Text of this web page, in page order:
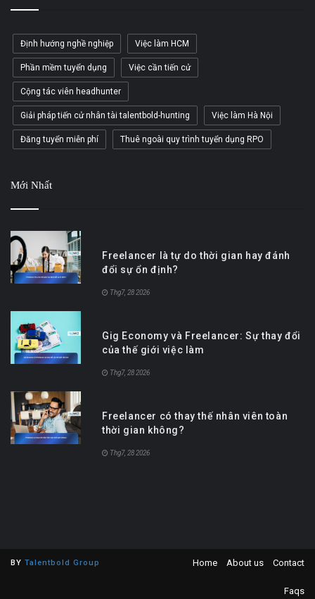
Định hướng nghề nghiệp Việc làm HCM
Phần mềm tuyển dụng Việc cần tiến cử
Cộng tác viên headhunter
Giải pháp tiến cử nhân tài talentbold-hunting Việc làm Hà Nội
Đăng tuyển miễn phí Thuê ngoài quy trình tuyển dụng RPO
Mới Nhất
Freelancer là tự do thời gian hay đánh
đổi sự ổn định?
Thg7, 28 2026
Gig Economy và Freelancer: Sự thay đổi
của thế giới việc làm
Thg7, 28 2026
Freelancer có thay thế nhân viên toàn
thời gian không?
Thg7, 28 2026
BY Talentbold Group Home About us Contact
Faqs